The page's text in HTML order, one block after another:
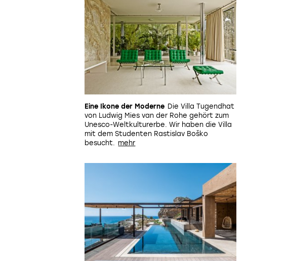
Eine Ikone der Moderne DieVilla Tugendhat
von Ludwig Mies van der Rohe gehört zum
Unesco-Weltkulturerbe. Wir haben die Villa
mit dem Studenten Rastislav Boško
besucht.